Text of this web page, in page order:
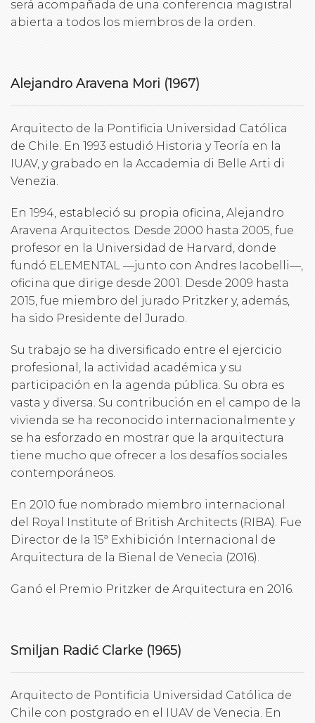
será acompañada de una conferencia magistral
abierta a todos los miembros de la orden.
Alejandro Aravena Mori (1967)
Arquitecto de la Pontificia Universidad Católica
de Chile. En 1993 estudió Historia y Teoría en la
IUAV, y grabado en la Accademia di Belle Arti di
Venezia.
En 1994, estableció su propia oficina, Alejandro
Aravena Arquitectos. Desde 2000 hasta 2005, fue
profesor en la Universidad de Harvard, donde
fundó ELEMENTAL —junto con Andres Iacobelli—,
oficina que dirige desde 2001. Desde 2009 hasta
2015, fue miembro del jurado Pritzker y, además,
ha sido Presidente del Jurado.
Su trabajo se ha diversificado entre el ejercicio
profesional, la actividad académica y su
participación en la agenda pública. Su obra es
vasta y diversa. Su contribución en el campo de la
vivienda se ha reconocido internacionalmente y
se ha esforzado en mostrar que la arquitectura
tiene mucho que ofrecer a los desafíos sociales
contemporáneos.
En 2010 fue nombrado miembro internacional
del Royal Institute of British Architects (RIBA). Fue
Director de la 15ª Exhibición Internacional de
Arquitectura de la Bienal de Venecia (2016).
Ganó el Premio Pritzker de Arquitectura en 2016.
Smiljan Radić Clarke (1965)
Arquitecto de Pontificia Universidad Católica de
Chile con postgrado en el IUAV de Venecia. En